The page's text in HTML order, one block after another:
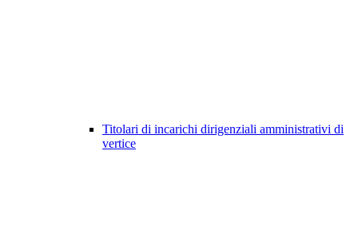
Titolari di incarichi dirigenziali amministrativi di
vertice